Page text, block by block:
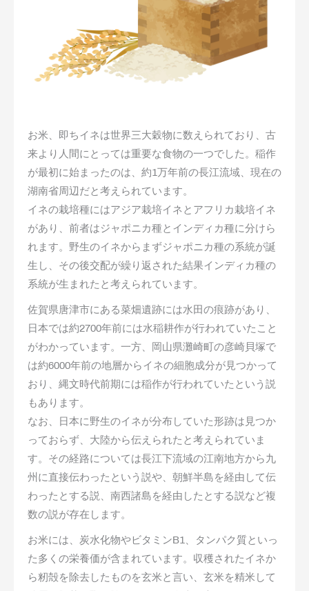
お米、即ちイネは世界三大穀物に数えられており、古
来より人間にとっては重要な食物の一つでした。稲作
が最初に始まったのは、約1万年前の長江流域、現在の
湖南省周辺だと考えられています。
イネの栽培種にはアジア栽培イネとアフリカ栽培イネ
があり、前者はジャポニカ種とインディカ種に分けら
れます。野生のイネからまずジャポニカ種の系統が誕
生し、その後交配が繰り返された結果インディカ種の
系統が生まれたと考えられています。
佐賀県唐津市にある菜畑遺跡には水田の痕跡があり、
日本では約2700年前には水稲耕作が行われていたこと
がわかっています。一方、岡山県灘崎町の彦崎貝塚で
は約6000年前の地層からイネの細胞成分が見つかって
おり、縄文時代前期には稲作が行われていたという説
もあります。
なお、日本に野生のイネが分布していた形跡は見つか
っておらず、大陸から伝えられたと考えられていま
す。その経路については長江下流域の江南地方から九
州に直接伝わったという説や、朝鮮半島を経由して伝
わったとする説、南西諸島を経由したとする説など複
数の説が存在します。
お米には、炭水化物やビタミンB1、タンパク質といっ
た多くの栄養価が含まれています。収穫されたイネか
ら籾殻を除去したものを玄米と言い、玄米を精米して